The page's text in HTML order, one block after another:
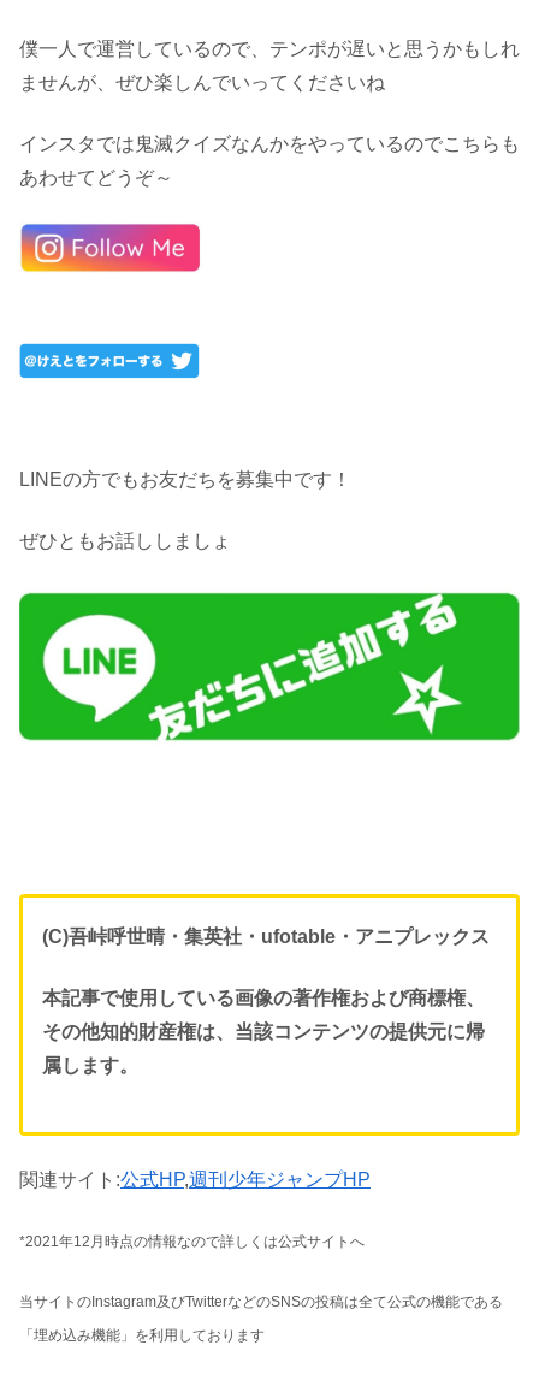
僕一人で運営しているので、テンポが遅いと思うかもしれ
ませんが、ぜひ楽しんでいってくださいね
インスタでは鬼滅クイズなんかをやっているのでこちらも
あわせてどうぞ～
LINEの方でもお友だちを募集中です！
ぜひともお話ししましょ
(C)吾峠呼世晴・集英社・ufotable・アニプレックス
本記事で使用している画像の著作権および商標権、
その他知的財産権は、当該コンテンツの提供元に帰
属します。
関連サイト:公式HP,週刊少年ジャンプHP
*2021年12月時点の情報なので詳しくは公式サイトへ
当サイトのInstagram及びTwitterなどのSNSの投稿は全て公式の機能である
「埋め込み機能」を利用しております